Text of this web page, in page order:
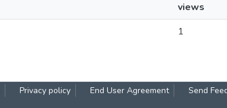
views
1
Privacy policy End User Agreement Send